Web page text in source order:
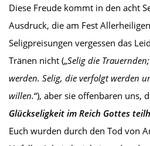
Diese Freude kommt in den acht
Ausdruck, die am Fest
Seligpreisungen vergessen das
Tränen nicht („Selig die
werden. Selig, die verfolgt werden
willen.“), aber sie offenbaren uns,
Glückseligkeit im Reich Gottes
Euch wurden durch den Tod von